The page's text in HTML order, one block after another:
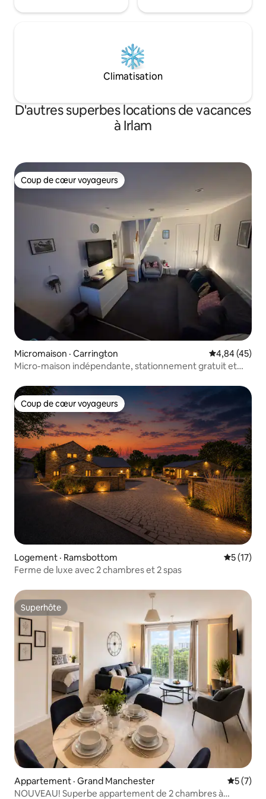
Climatisation
D'autres superbes locations de vacances
à Irlam
Coup de cœur voyageurs
Coup de cœur voyageurs
Micromaison · Carrington Note
4,84 (45)
Micro-maison indépendante, stationnement gratuit et
Coup de cœur voyageurs
Coup de cœur voyageurs
Logement · Ramsbottom Note
5 (17)
Ferme de luxe avec 2 chambres et 2 spas
Superhôte
Superhôte
Appartement · Grand Manchester Note
5 (7)
NOUVEAU! Superbe appartement de 2 chambres à